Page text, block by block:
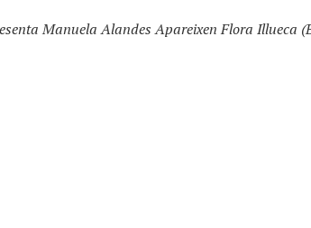
Manuela Alandes Apareixen Flora Illueca